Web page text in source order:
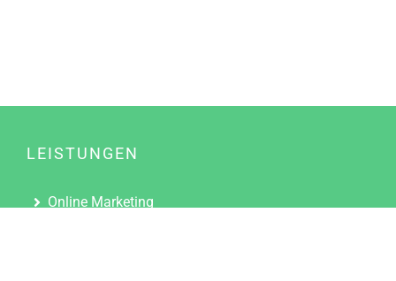
LEISTUNGEN
Online Marketing